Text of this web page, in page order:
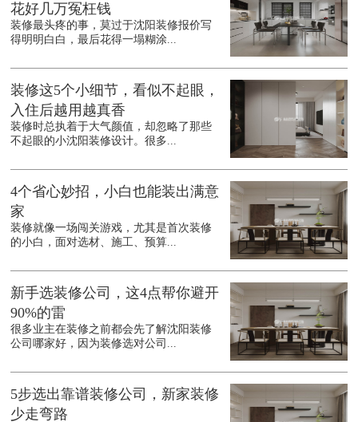
花好几万冤枉钱
装修最头疼的事，莫过于沈阳装修报价写
得明明白白，最后花得一塌糊涂...
装修这5个小细节，看似不起眼，
入住后越用越真香
装修时总执着于大气颜值，却忽略了那些
不起眼的小沈阳装修设计。很多...
4个省心妙招，小白也能装出满意
家
装修就像一场闯关游戏，尤其是首次装修
的小白，面对选材、施工、预算...
新手选装修公司，这4点帮你避开
90%的雷
很多业主在装修之前都会先了解沈阳装修
公司哪家好，因为装修选对公司...
5步选出靠谱装修公司，新家装修
少走弯路